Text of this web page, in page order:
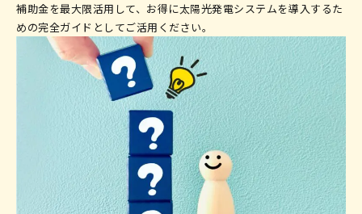
補助金を最大限活用して、お得に太陽光発電システムを導入するた
めの完全ガイドとしてご活用ください。